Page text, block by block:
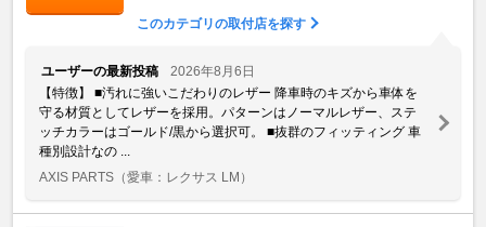
このカテゴリの取付店を探す
ユーザーの最新投稿
2026年8月6日
【特徴】 ■汚れに強いこだわりのレザー 降車時のキズから車体を
守る材質としてレザーを採用。パターンはノーマルレザー、ステ
ッチカラーはゴールド/黒から選択可。 ■抜群のフィッティング 車
種別設計なの ...
AXIS PARTS （愛車：レクサス LM）